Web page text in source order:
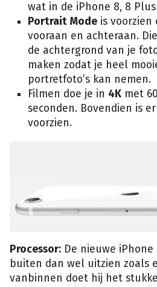
wat in de iPhone 8, 8
Portrait Mode is voorzien
vooraan en achteraan.
de achtergrond van je
maken zodat je heel
portretfoto’s kan nemen.
Filmen doe je in 4K met
seconden. Bovendien is
voorzien.
Processor: De nieuwe iPhone
buiten dan wel uitzien zoals
vanbinnen doet hij het